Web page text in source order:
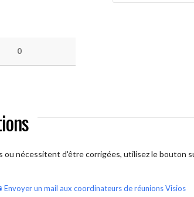
0
nécessitent d'être corrigées, utilisez le bouton
Envoyer un mail aux coordinateurs de réunions Visios